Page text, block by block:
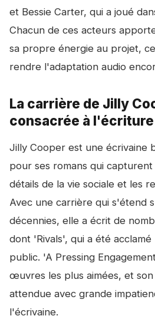
et Bessie Carter, qui a joué
Chacun de ces acteurs
sa propre énergie au projet,
rendre l'adaptation audio
La carrière de Jilly
consacrée à l'écriture
Jilly Cooper est une écrivaine
pour ses romans qui capturent
détails de la vie sociale et les
Avec une carrière qui s'étend
décennies, elle a écrit de
dont 'Rivals', qui a été
public. 'A Pressing
œuvres les plus aimées, et
attendue avec grande
l'écrivaine.